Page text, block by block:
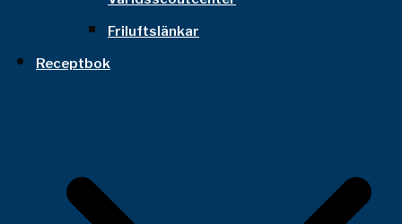
Friluftslänkar
Receptbok